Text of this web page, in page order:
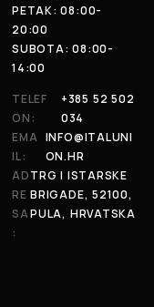
PETAK: 08:00-
20:00
SUBOTA: 08:00-
14:00
TELEF
ON:
+385 52 502
034
EMA
IL:
INFO@ITALUNI
ON.HR
AD
RE
SA
:
TRG I ISTARSKE
BRIGADE, 52100,
PULA, HRVATSKA